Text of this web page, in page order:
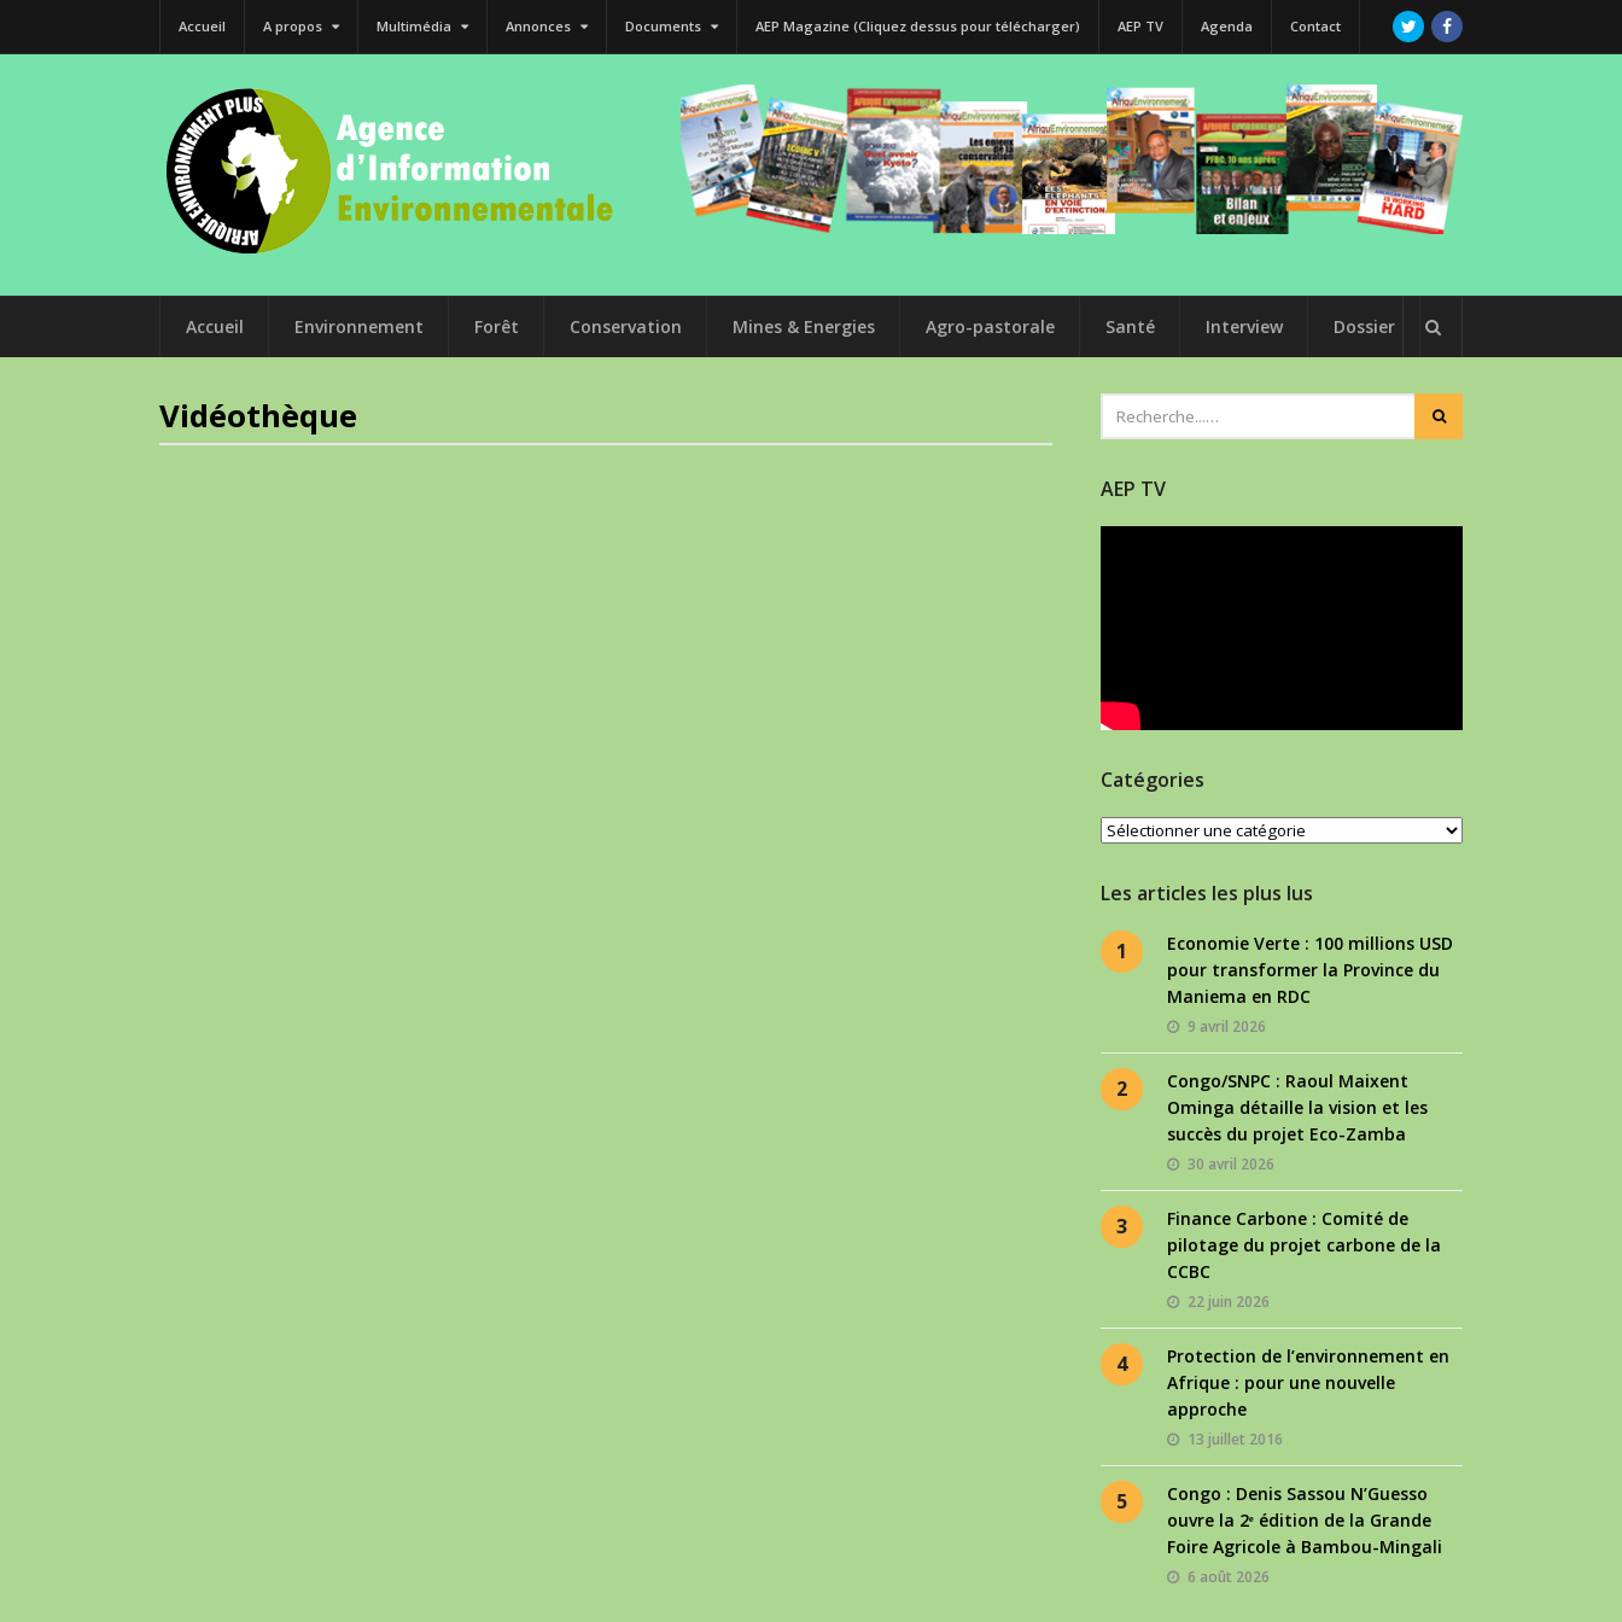
Accueil A propos Multimédia Annonces Documents AEP Magazine (Cliquez dessus pour télécharger) AEP TV Agenda Contact
Accueil Environnement Forêt Conservation Mines & Energies Agro-pastorale Santé Interview Dossier
Vidéothèque
AEP TV
Catégories
Catégories
Les articles les plus lus
1
Economie Verte : 100 millions USD
pour transformer la Province du
Maniema en RDC
9 avril 2026
2
Congo/SNPC : Raoul Maixent
Ominga détaille la vision et les
succès du projet Eco-Zamba
30 avril 2026
3
Finance Carbone : Comité de
pilotage du projet carbone de la
CCBC
22 juin 2026
4
Protection de l’environnement en
Afrique : pour une nouvelle
approche
13 juillet 2016
5
Congo : Denis Sassou N’Guesso
ouvre la 2ᵉ édition de la Grande
Foire Agricole à Bambou-Mingali
6 août 2026